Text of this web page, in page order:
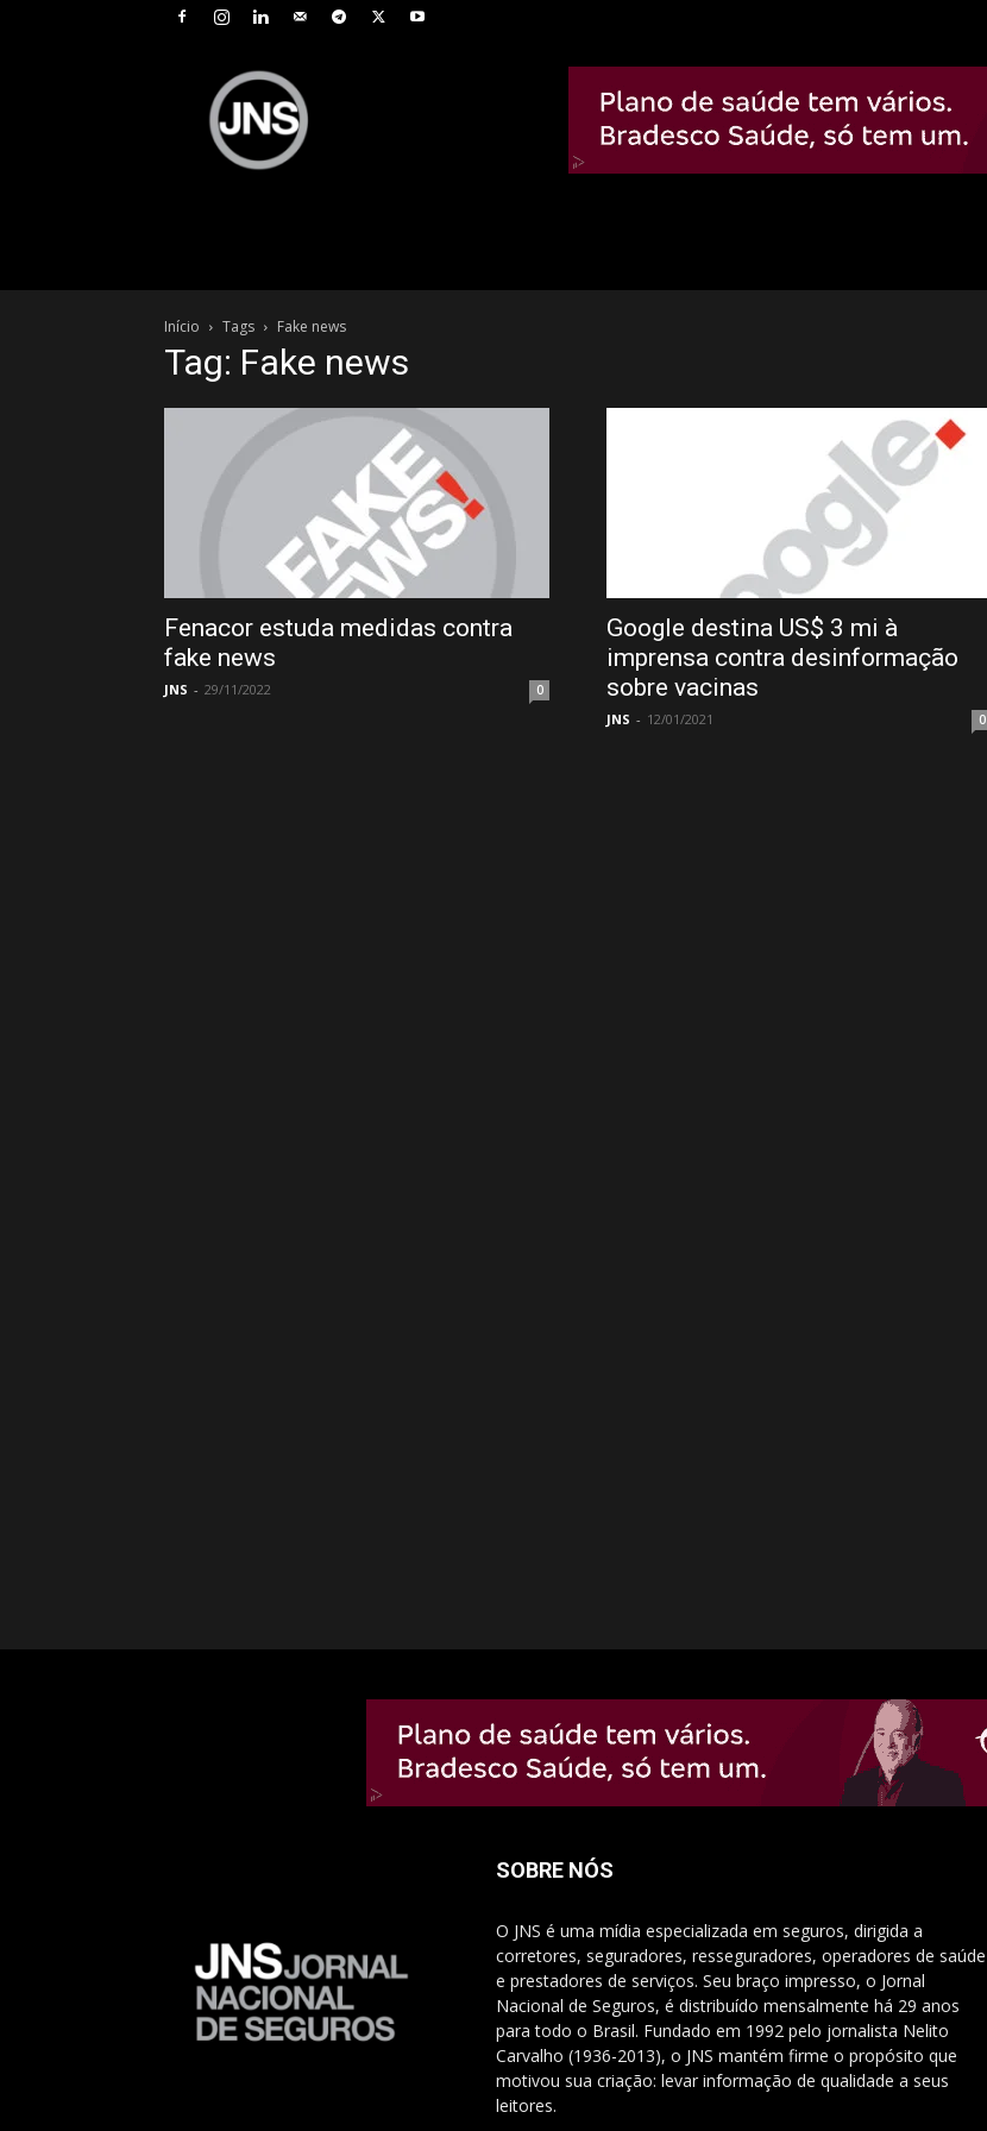
Início Tags Fake news
Tag: Fake news
Fenacor estuda medidas contra
fake news
JNS - 29/11/2022 0
Google destina US$ 3 mi à
imprensa contra desinformação
sobre vacinas
JNS - 12/01/2021 0
SOBRE NÓS
O JNS é uma mídia especializada em seguros, dirigida a
corretores, seguradores, resseguradores, operadores de saúde
e prestadores de serviços. Seu braço impresso, o Jornal
Nacional de Seguros, é distribuído mensalmente há 29 anos
para todo o Brasil. Fundado em 1992 pelo jornalista Nelito
Carvalho (1936-2013), o JNS mantém firme o propósito que
motivou sua criação: levar informação de qualidade a seus
leitores.